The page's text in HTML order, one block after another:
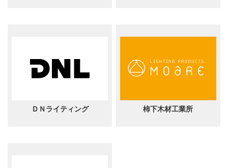
ＤＮライティング 柿下木材工業所